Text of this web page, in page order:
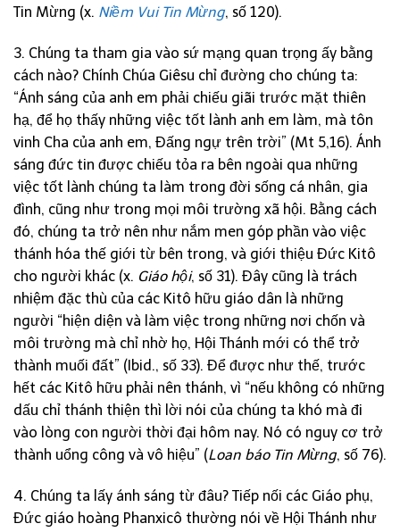
Tin Mừng (x. Niềm Vui Tin Mừng, số 120).
3. Chúng ta tham gia vào sứ mạng quan trọng ấy bằng
cách nào? Chính Chúa Giêsu chỉ đường cho chúng ta:
“Ánh sáng của anh em phải chiếu giãi trước mặt thiên
hạ, để họ thấy những việc tốt lành anh em làm, mà tôn
vinh Cha của anh em, Đấng ngự trên trời” (Mt 5,16). Ánh
sáng đức tin được chiếu tỏa ra bên ngoài qua những
việc tốt lành chúng ta làm trong đời sống cá nhân, gia
đình, cũng như trong mọi môi trường xã hội. Bằng cách
đó, chúng ta trở nên như nắm men góp phần vào việc
thánh hóa thế giới từ bên trong, và giới thiệu Đức Kitô
cho người khác (x. Giáo hội, số 31). Đây cũng là trách
nhiệm đặc thù của các Kitô hữu giáo dân là những
người “hiện diện và làm việc trong những nơi chốn và
môi trường mà chỉ nhờ họ, Hội Thánh mới có thể trở
thành muối đất” (Ibid., số 33). Để được như thế, trước
hết các Kitô hữu phải nên thánh, vì “nếu không có những
dấu chỉ thánh thiện thì lời nói của chúng ta khó mà đi
vào lòng con người thời đại hôm nay. Nó có nguy cơ trở
thành uổng công và vô hiệu” (Loan báo Tin Mừng, số 76).
4. Chúng ta lấy ánh sáng từ đâu? Tiếp nối các Giáo phụ,
Đức giáo hoàng Phanxicô thường nói về Hội Thánh như